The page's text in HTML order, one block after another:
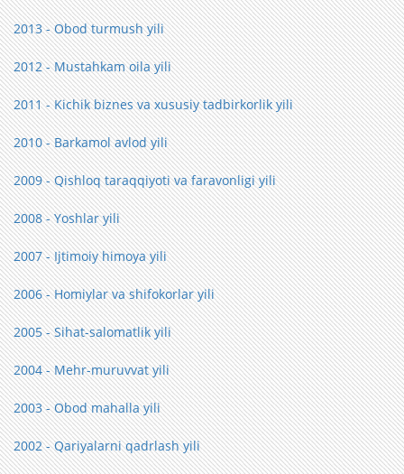
2013 - Obod turmush yili
2012 - Mustahkam oila yili
2011 - Kichik biznes va xususiy tadbirkorlik yili
2010 - Barkamol avlod yili
2009 - Qishloq taraqqiyoti va faravonligi yili
2008 - Yoshlar yili
2007 - Ijtimoiy himoya yili
2006 - Homiylar va shifokorlar yili
2005 - Sihat-salomatlik yili
2004 - Mehr-muruvvat yili
2003 - Obod mahalla yili
2002 - Qariyalarni qadrlash yili